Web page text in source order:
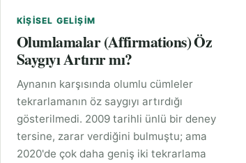
KIŞISEL GELIŞIM
Olumlamalar (Affirmations) Öz
Saygıyı Artırır mı?
Aynanın karşısında olumlu cümleler
tekrarlamanın öz saygıyı artırdığı
gösterilmedi. 2009 tarihli ünlü bir deney
tersine, zarar verdiğini bulmuştu; ama
2020'de çok daha geniş iki tekrarlama